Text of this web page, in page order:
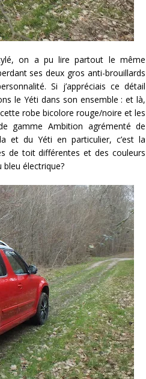
on a pu lire partout le même
ses deux gros anti-brouillards
Si j’appréciais ce détail
le Yéti dans son ensemble : et là,
robe bicolore rouge/noire et les
gamme Ambition agrémenté de
et du Yéti en particulier, c’est la
de toit différentes et des couleurs
électrique?